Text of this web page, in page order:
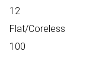
12
Flat/Coreless
100